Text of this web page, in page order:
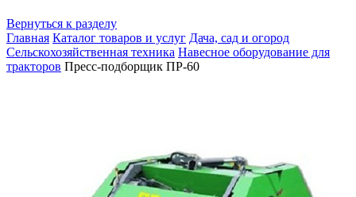
Вернуться к разделу
Главная Каталог товаров и услуг Дача, сад и огород
Сельскохозяйственная техника Навесное оборудование для
тракторов Пресс-подборщик ПР-60